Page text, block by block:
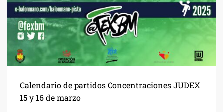
Calendario de partidos Concentraciones JUDEX
15 y 16 de marzo